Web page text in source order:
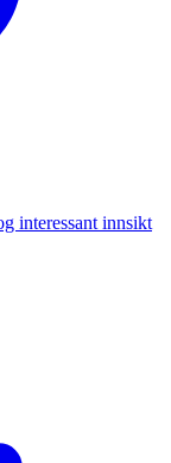
interessant innsikt